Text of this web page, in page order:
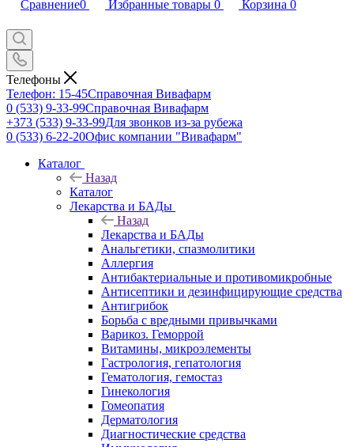
Сравнение0 Избранные товары 0 Корзина 0
Телефоны
Телефон: 15-45Справочная Вивафарм
0 (533) 9-33-99Справочная Вивафарм
+373 (533) 9-33-99Для звонков из-за рубежа
0 (533) 6-22-20Офис компании "Вивафарм"
Каталог
Назад
Каталог
Лекарства и БАДы
Назад
Лекарства и БАДы
Анальгетики, спазмолитики
Аллергия
Антибактериальные и противомикробные
Антисептики и дезинфицирующие средства
Антигрибок
Борьба с вредными привычками
Варикоз. Геморрой
Витамины, микроэлементы
Гастрология, гепатология
Гематология, гемостаз
Гинекология
Гомеопатия
Дерматология
Диагностические средства